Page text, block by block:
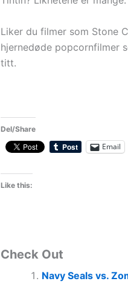
Liker du filmer som Stone
hjernedøde popcornfilmer
titt.
Del/Share
Email
Like this:
Check Out
Navy Seals vs.